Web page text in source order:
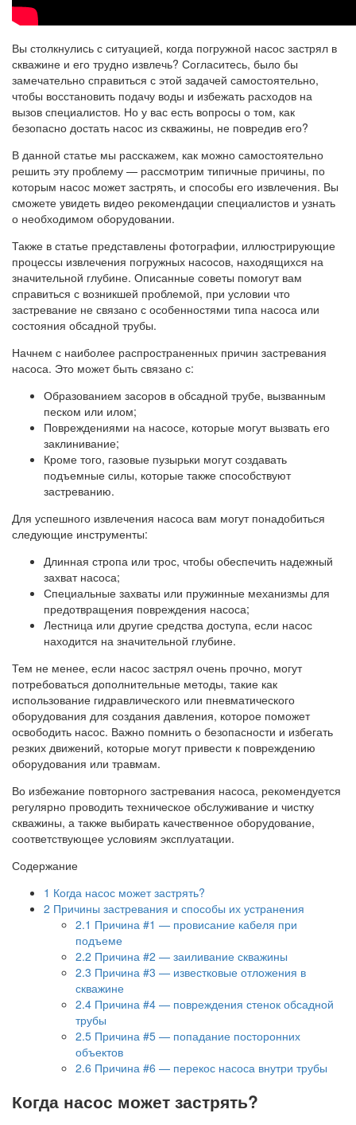
Вы столкнулись с ситуацией, когда погружной насос застрял в
скважине и его трудно извлечь? Согласитесь, было бы
замечательно справиться с этой задачей самостоятельно,
чтобы восстановить подачу воды и избежать расходов на
вызов специалистов. Но у вас есть вопросы о том, как
безопасно достать насос из скважины, не повредив его?
В данной статье мы расскажем, как можно самостоятельно
решить эту проблему — рассмотрим типичные причины, по
которым насос может застрять, и способы его извлечения. Вы
сможете увидеть видео рекомендации специалистов и узнать
о необходимом оборудовании.
Также в статье представлены фотографии, иллюстрирующие
процессы извлечения погружных насосов, находящихся на
значительной глубине. Описанные советы помогут вам
справиться с возникшей проблемой, при условии что
застревание не связано с особенностями типа насоса или
состояния обсадной трубы.
Начнем с наиболее распространенных причин застревания
насоса. Это может быть связано с:
Образованием засоров в обсадной трубе, вызванным
песком или илом;
Повреждениями на насосе, которые могут вызвать его
заклинивание;
Кроме того, газовые пузырьки могут создавать
подъемные силы, которые также способствуют
застреванию.
Для успешного извлечения насоса вам могут понадобиться
следующие инструменты:
Длинная стропа или трос, чтобы обеспечить надежный
захват насоса;
Специальные захваты или пружинные механизмы для
предотвращения повреждения насоса;
Лестница или другие средства доступа, если насос
находится на значительной глубине.
Тем не менее, если насос застрял очень прочно, могут
потребоваться дополнительные методы, такие как
использование гидравлического или пневматического
оборудования для создания давления, которое поможет
освободить насос. Важно помнить о безопасности и избегать
резких движений, которые могут привести к повреждению
оборудования или травмам.
Во избежание повторного застревания насоса, рекомендуется
регулярно проводить техническое обслуживание и чистку
скважины, а также выбирать качественное оборудование,
соответствующее условиям эксплуатации.
Содержание
1 Когда насос может застрять?
2 Причины застревания и способы их устранения
2.1 Причина #1 — провисание кабеля при
подъеме
2.2 Причина #2 — заиливание скважины
2.3 Причина #3 — известковые отложения в
скважине
2.4 Причина #4 — повреждения стенок обсадной
трубы
2.5 Причина #5 — попадание посторонних
объектов
2.6 Причина #6 — перекос насоса внутри трубы
Когда насос может застрять?